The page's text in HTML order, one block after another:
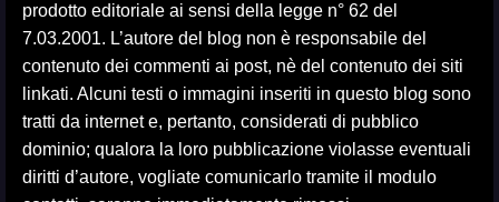
prodotto editoriale ai sensi della legge n° 62 del
7.03.2001. L’autore del blog non è responsabile del
contenuto dei commenti ai post, nè del contenuto dei siti
linkati. Alcuni testi o immagini inseriti in questo blog sono
tratti da internet e, pertanto, considerati di pubblico
dominio; qualora la loro pubblicazione violasse eventuali
diritti d’autore, vogliate comunicarlo tramite il modulo